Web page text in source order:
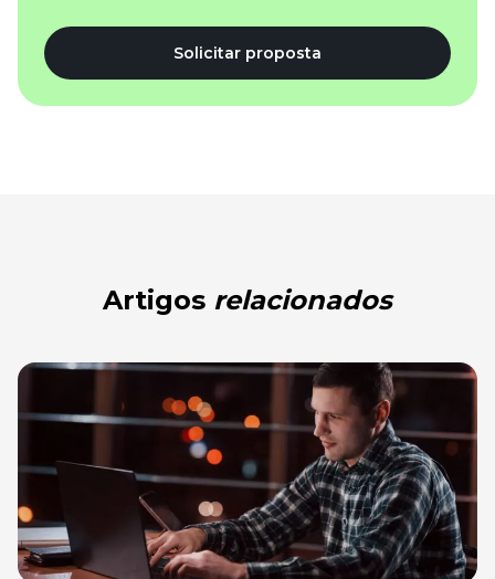
Solicitar proposta
Artigos relacionados